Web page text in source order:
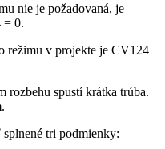
nie je požadovaná, je
= 0.
režimu v projekte je CV124
rozbehu spustí krátka trúba.
tri podmienky: